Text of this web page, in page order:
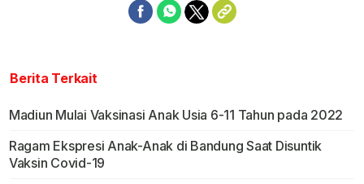
Berita Terkait
Madiun Mulai Vaksinasi Anak Usia 6-11 Tahun pada 2022
Ragam Ekspresi Anak-Anak di Bandung Saat Disuntik
Vaksin Covid-19